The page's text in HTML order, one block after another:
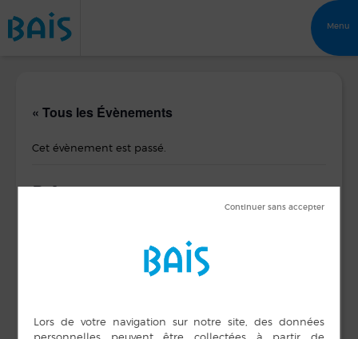
Menu
« Tous les Évènements
Cet évènement est passé.
Bal
23 avril 2017
Solidarité